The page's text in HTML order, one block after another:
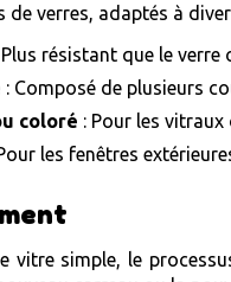
verres, adaptés à
Plus résistant que le
: Composé de plusieurs
coloré : Pour les
les fenêtres
vitre simple, le